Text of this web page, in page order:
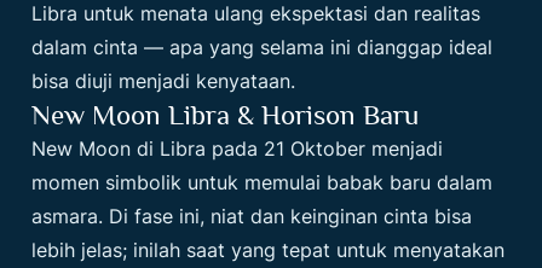
Libra untuk menata ulang ekspektasi dan realitas
dalam cinta — apa yang selama ini dianggap ideal
bisa diuji menjadi kenyataan.
New Moon Libra & Horison Baru
New Moon di Libra pada 21 Oktober menjadi
momen simbolik untuk memulai babak baru dalam
asmara. Di fase ini, niat dan keinginan cinta bisa
lebih jelas; inilah saat yang tepat untuk menyatakan